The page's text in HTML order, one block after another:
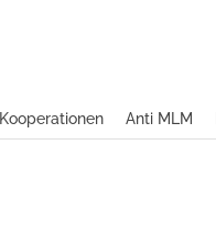
Kooperationen Anti MLM